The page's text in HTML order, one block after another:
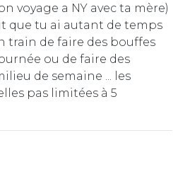
voyage a NY avec ta mère)
que tu ai autant de temps
train de faire des bouffes
ou de faire des
de semaine ... les
pas limitées à 5